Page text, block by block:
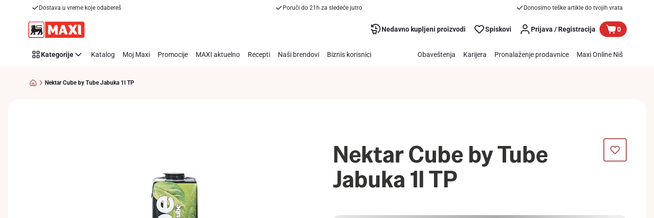
Dostava u vreme koje odabereš Poruči do 21h za sledeće jutro Donosimo teške artikle do tvojih vrata
Nedavno kupljeni proizvodi Spiskovi Prijava / Registracija 0
Kategorije Katalog Moj Maxi Promocije MAXI aktuelno Recepti Naši brendovi Biznis korisnici Obaveštenja Karijera Pronalaženje prodavnice Maxi Online Niš
Nektar Cube by Tube Jabuka 1l TP
Nektar Cube by Tube
Jabuka 1l TP